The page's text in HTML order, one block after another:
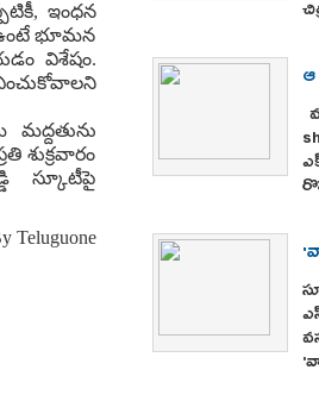
ఇంధన
భూమన
విశేషం.
మద్దతును
శుక్రవారం
స్కూటీపై
Teluguone